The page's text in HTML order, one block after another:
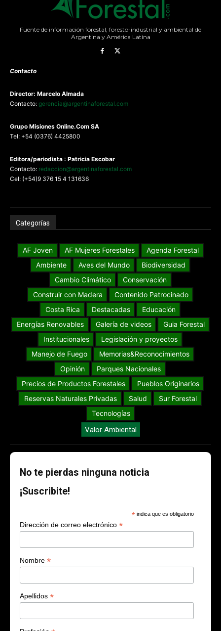
Fuente de información forestal, foresto-industrial y ambiental de
Argentina y América Latina
Contacto
Director: Marcelo Almada
Contacto: gerencia@argentinaforestal.com
Grupo Misiones Online.Com SA
Tel: +54 (0376) 4425800
Editora/periodista : Patricia Escobar
Contacto: redaccion@argentinaforestal.com
Cel: (+54)9 376 15 4 131636
Categorías
AF Joven AF Mujeres Forestales
Agenda Forestal
Ambiente
Aves del Mundo
Biodiversidad
Cambio Climático
Conservación
Construir con Madera
Contenido Patrocinado
Costa Rica
Destacadas
Educación
Energías Renovables
Galería de videos
Guia Forestal
Institucionales
Legislación y proyectos
Manejo de Fuego
Memorias&Reconocimientos
Opinión
Parques Nacionales
Precios de Productos Forestales
Pueblos Originarios
Reservas Naturales Privadas
Salud
Sur Forestal
Tecnologías
Valor Ambiental
No te pierdas ninguna noticia
¡Suscribite!
* indica que es obligatorio
Dirección de correo electrónico *
Nombre *
Apellidos *